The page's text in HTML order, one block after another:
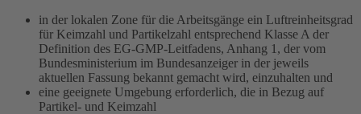
in der lokalen Zone für die Arbeitsgänge ein Luftreinheitsgrad
für Keimzahl und Partikelzahl entsprechend Klasse A der
Definition des EG-GMP-Leitfadens, Anhang 1, der vom
Bundesministerium im Bundesanzeiger in der jeweils
aktuellen Fassung bekannt gemacht wird, einzuhalten und
eine geeignete Umgebung erforderlich, die in Bezug auf
Partikel- und Keimzahl